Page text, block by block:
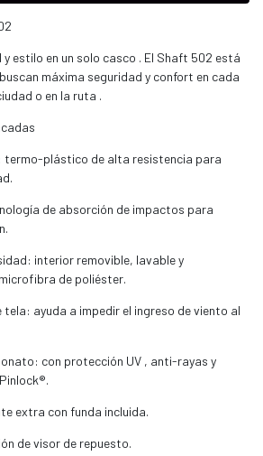
estilo en un solo casco . El Shaft 502 está
máxima seguridad y confort en cada
o en la ruta .
termo-plástico de alta resistencia para
de absorción de impactos para
interior removible, lavable y
de poliéster.
tela: ayuda a impedir el ingreso de viento al
con protección UV , anti-rayas y
extra con funda incluida.
de visor de repuesto.